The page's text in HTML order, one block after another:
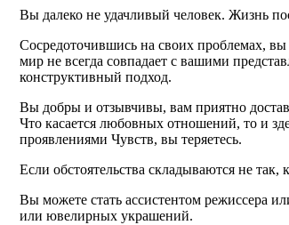
Вы далеко не удачливый человек. Жизнь
Сосредоточившись на своих проблемах, вы
мир не всегда совпадает с вашими
конструктивный подход.
Вы добры и отзывчивы, вам приятно
Что касается любовных отношений, то и
проявлениями Чувств, вы теряетесь.
Если обстоятельства складываются не
Вы можете стать ассистентом режиссера
или ювелирных украшений.